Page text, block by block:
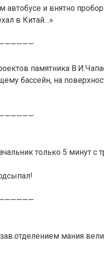
автобусе и внятно
в Китай…»
памятника
бассейн, на
только 5 минут с
мания